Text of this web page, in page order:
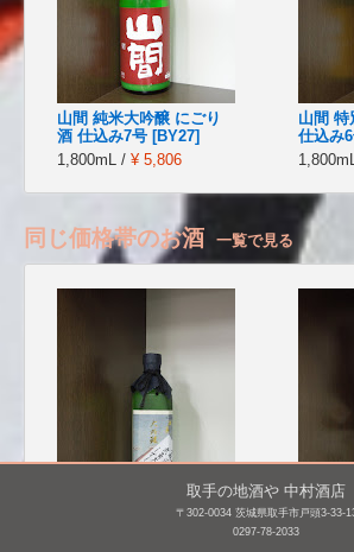
山間 純米大吟醸 にごり
酒 仕込み7号 [BY27]
1,800mL / ¥ 5,806
山間 特
仕込み
同じ価格帯のお酒 一覧で見る
鳳凰美
取手の地酒や 中村酒店
〒302-0034 茨城県取手市戸頭3-33-
0297-78-2033